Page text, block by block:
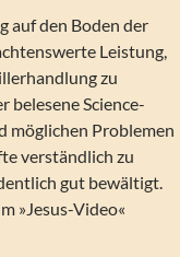
auf den Boden der
Leistung,
zu
belesene Science-
möglichen Problemen
verständlich zu
gut bewältigt.
»Jesus-Video«